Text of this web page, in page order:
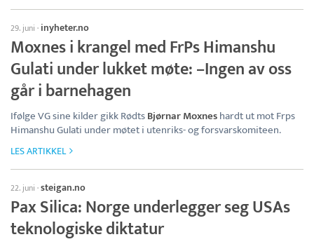
29. juni · inyheter.no
Moxnes i krangel med FrPs Himanshu
Gulati under lukket møte: –Ingen av oss
går i barnehagen
Ifølge VG sine kilder gikk RødtsBjørnar Moxneshardt ut mot Frps
Himanshu Gulati under møtet i utenriks- og forsvarskomiteen.
LES ARTIKKEL
22. juni ·steigan.no
Pax Silica: Norge underlegger seg USAs
teknologiske diktatur